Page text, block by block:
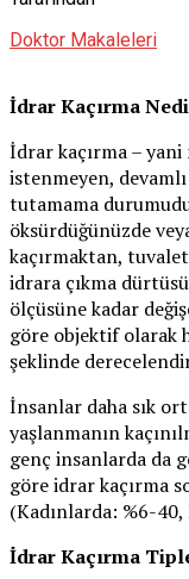
Doktor Makaleleri
İdrar Kaçırma
İdrar kaçırma –
istenmeyen,
tutamama
öksürdüğünüzde
kaçırmaktan,
idrara çıkma
ölçüsüne kadar
göre objektif olarak
şeklinde
İnsanlar daha sık
yaşlanmanın
genç insanlarda da
göre idrar kaçırma
(Kadınlarda: %6-
İdrar Kaçırma